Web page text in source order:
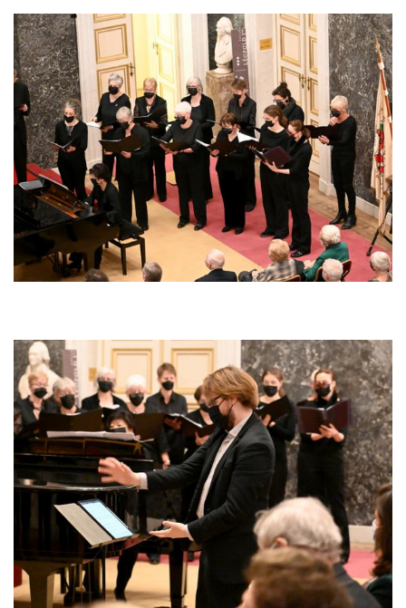
Afbeelding
Afbeelding